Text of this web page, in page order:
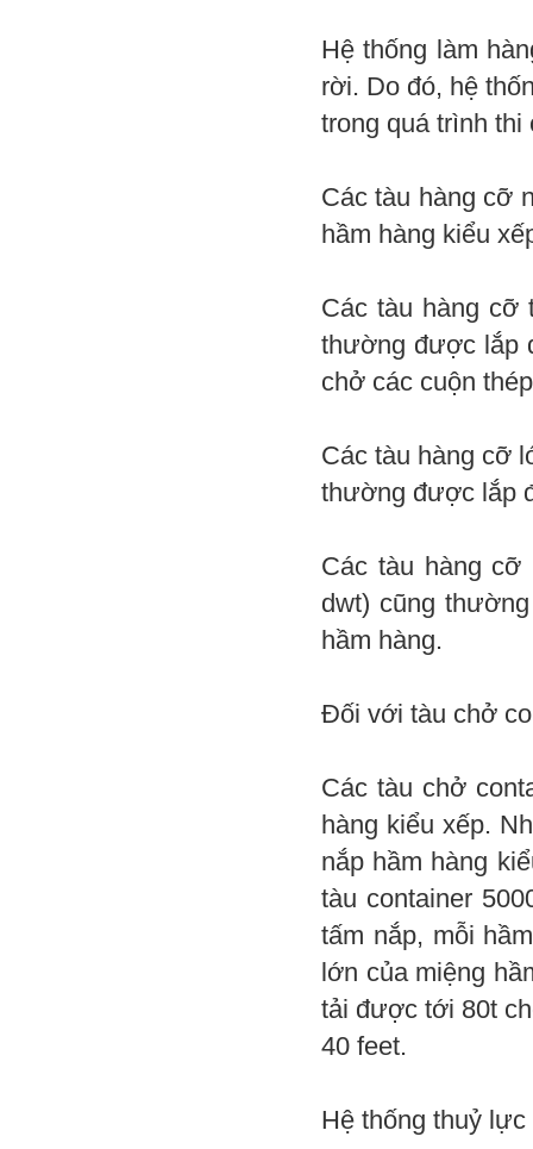
Hệ thống làm
rời. Do đó, hệ
trong quá trình
Các tàu hàng cỡ
hầm hàng kiểu
Các tàu hàng cỡ
thường được lắp
chở các cuộn
Các tàu hàng cỡ
thường được lắp
Các tàu hàng cỡ
dwt) cũng
hầm hàng.
Đối với tàu chở
Các tàu chở
hàng kiểu xếp.
nắp hầm hàng
tàu container
tấm nắp, mỗi
lớn của miệng
tải được tới 80t
40 feet.
Hệ thống thuỷ